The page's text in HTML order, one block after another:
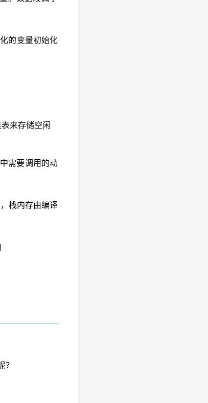
的变量初始化
来存储空闲
需要调用的动
栈内存由编译
？